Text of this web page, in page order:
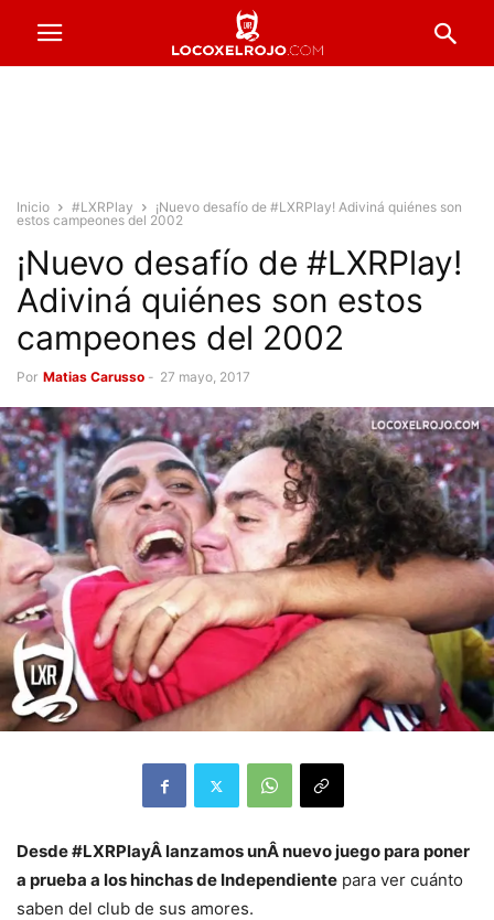
Inicio #LXRPlay
¡Nuevo desafío de #LXRPlay! Adiviná quiénes son
estos campeones del 2002
¡Nuevo desafío de #LXRPlay!
Adiviná quiénes son estos
campeones del 2002
Por Matias Carusso - 27 mayo, 2017
Desde #LXRPlayÂ lanzamos unÂ nuevo juego para poner
a prueba a los hinchas de Independiente para ver cuánto
saben del club de sus amores.